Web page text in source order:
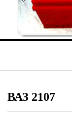
ВАЗ 2107